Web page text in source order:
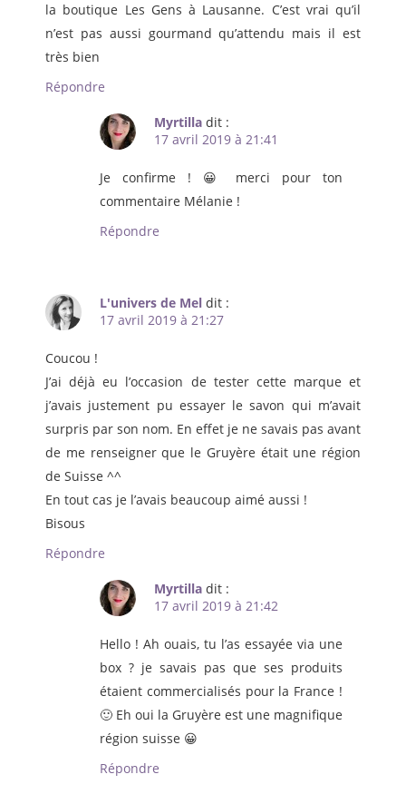
la boutique Les Gens à Lausanne. C’est vrai qu’il
n’est pas aussi gourmand qu’attendu mais il est
très bien
Répondre
Myrtilla dit :
17 avril 2019 à 21:41
Je confirme ! 😀 merci pour ton
commentaire Mélanie !
Répondre
L'univers de Mel dit :
17 avril 2019 à 21:27
Coucou !
J’ai déjà eu l’occasion de tester cette marque et
j’avais justement pu essayer le savon qui m’avait
surpris par son nom. En effet je ne savais pas avant
de me renseigner que le Gruyère était une région
de Suisse ^^
En tout cas je l’avais beaucoup aimé aussi !
Bisous
Répondre
Myrtilla dit :
17 avril 2019 à 21:42
Hello ! Ah ouais, tu l’as essayée via une
box ? je savais pas que ses produits
étaient commercialisés pour la France !
🙂 Eh oui la Gruyère est une magnifique
région suisse 😀
Répondre